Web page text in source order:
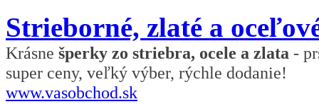
Strieborné, zlaté a
Krásne šperky zo striebra, ocele a zlata -
super ceny, veľký výber, rýchle dodanie!
www.vasobchod.sk